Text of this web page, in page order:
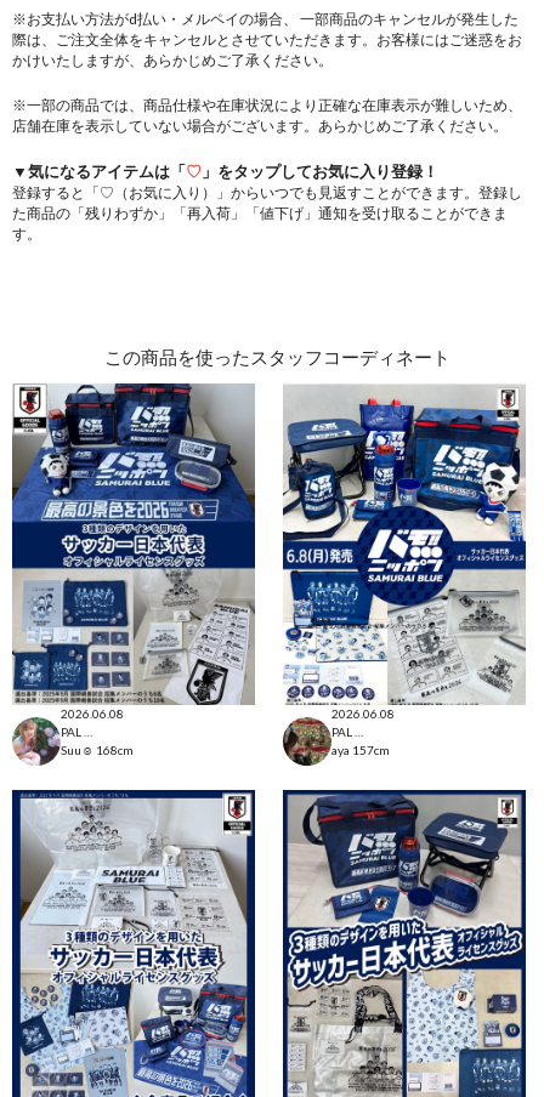
※お支払い方法がd払い・メルペイの場合、 一部商品のキャンセルが発生した
際は、ご注文全体をキャンセルとさせていただきます。お客様にはご迷惑をお
かけいたしますが、あらかじめご了承ください。
※一部の商品では、商品仕様や在庫状況により正確な在庫表示が難しいため、
店舗在庫を表示していない場合がございます。あらかじめご了承ください。
▼気になるアイテムは「♡ 」をタップしてお気に入り登録！
登録すると「♡（お気に入り）」からいつでも見返すことができます。登録し
た商品の「残りわずか」「再入荷」「値下げ」通知を受け取ることができま
す。
この商品を使ったスタッフコーディネート
2026.06.08
Suu☺︎ 168cm
2026.06.08
aya 157cm